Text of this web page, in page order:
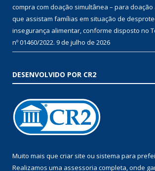
compra com doação simultânea – para
que assistam famílias em situação de
insegurança alimentar, conforme disposto no
nº 01460/2022. 9 de julho de 2026
DESENVOLVIDO POR CR2
Muito mais que criar site ou sistema para
Realizamos uma assessoria completa, onde